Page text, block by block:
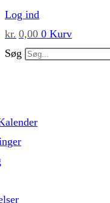
Skip
to
content
Log ind
kr. 0,00 0 Kurv
Søg